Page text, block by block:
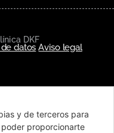
DKF
datos Aviso legal
y de terceros para
proporcionarte